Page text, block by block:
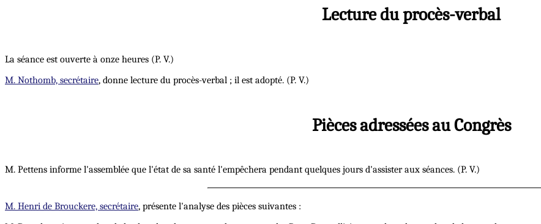
Lecture du procès-verbal
La séance est ouverte à onze heures (P. V.)
M. Nothomb, secrétaire, donne lecture du procès-verbal ; il est adopté. (P. V.)
Pièces adressées au Congrès
M. Pettens informe l'assemblée que l'état de sa santé l'empêchera pendant quelques jours d'assister aux séances. (P. V.)
M. Henri de Brouckere, secrétaire, présente l'analyse des pièces suivantes :